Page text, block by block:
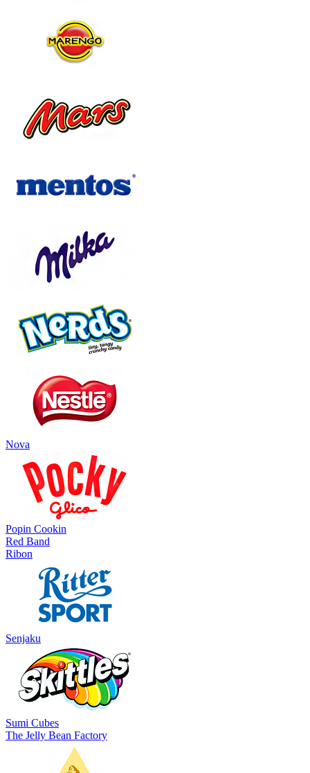
Nova
Popin Cookin
Red Band
Ribon
Senjaku
Sumi Cubes
The Jelly Bean Factory